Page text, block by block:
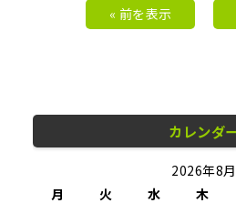
« 前を表示
カレンダ
2026年8月
月
火 水 木